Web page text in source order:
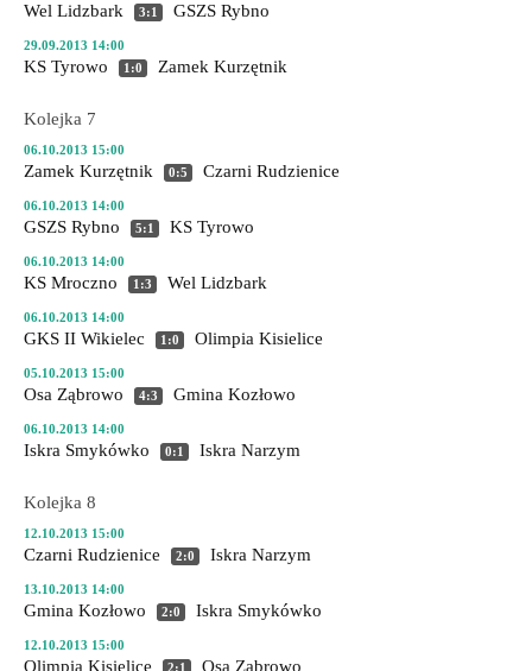
Wel Lidzbark 3:1 GSZS Rybno
29.09.2013 14:00
KS Tyrowo 1:0 Zamek Kurzętnik
Kolejka 7
06.10.2013 15:00
Zamek Kurzętnik 0:5 Czarni Rudzienice
06.10.2013 14:00
GSZS Rybno 5:1 KS Tyrowo
06.10.2013 14:00
KS Mroczno 1:3 Wel Lidzbark
06.10.2013 14:00
GKS II Wikielec 1:0 Olimpia Kisielice
05.10.2013 15:00
Osa Ząbrowo 4:3 Gmina Kozłowo
06.10.2013 14:00
Iskra Smykówko 0:1 Iskra Narzym
Kolejka 8
12.10.2013 15:00
Czarni Rudzienice 2:0 Iskra Narzym
13.10.2013 14:00
Gmina Kozłowo 2:0 Iskra Smykówko
12.10.2013 15:00
Olimpia Kisielice 2:1 Osa Ząbrowo